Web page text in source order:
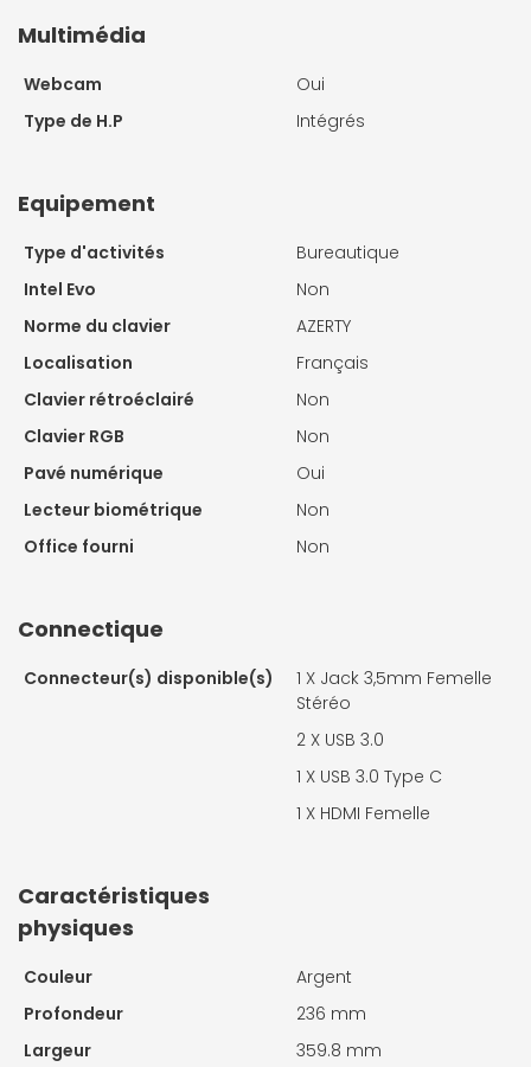
Multimédia
Webcam
Oui
Type de H.P
Intégrés
Equipement
Type d'activités
Bureautique
Intel Evo
Non
Norme du clavier
AZERTY
Localisation
Français
Clavier rétroéclairé
Non
Clavier RGB
Non
Pavé numérique
Oui
Lecteur biométrique
Non
Office fourni
Non
Connectique
Connecteur(s) disponible(s) 1 X Jack 3,5mm Femelle
Stéréo
2 X USB 3.0
1 X USB 3.0 Type C
1 X HDMI Femelle
Caractéristiques
physiques
Couleur
Argent
Profondeur
236 mm
Largeur
359.8 mm